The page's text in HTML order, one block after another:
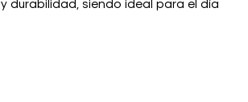
durabilidad, siendo ideal para el día